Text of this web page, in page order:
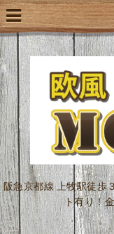
阪急京都線 上牧駅徒歩
ト有り！